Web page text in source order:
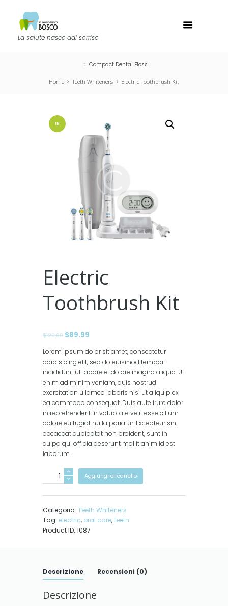
La salute nasce dal sorriso
Compact Dental Floss
Home Teeth Whiteners Electric Toothbrush Kit
IN
Electric
Toothbrush Kit
$129.00 Il
originale
era:
$129.00.
$89.99
attuale
è:
$89.99.
Lorem ipsum dolor sit amet, consectetur
adipisicing elit, sed do eiusmod tempor
incididunt ut labore et dolore magna aliqua. Ut
enim ad minim veniam, quis nostrud
exercitation ullamco laboris nisi ut aliquip ex
ea commodo consequat. Duis aute irure dolor
in reprehenderit in voluptate velit esse cillum
dolore eu fugiat nulla pariatur. Excepteur sint
occaecat cupidatat non proident, sunt in
culpa qui officia deserunt mollit anim id est
laborum.
Electric
Toothbrush
Aggiungi al carrello
Categoria: Teeth Whiteners
Tag: electric, oral care,teeth
Product ID: 1087
Descrizione Recensioni (0)
Descrizione